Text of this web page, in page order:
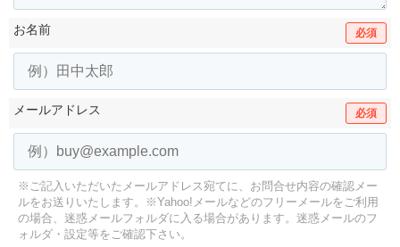
お名前 必須
メールアドレス 必須
※ご記入いただいたメールアドレス宛てに、お問合せ内容の確認メー
ルをお送りいたします。
※Yahoo!メールなどのフリーメールをご利用
の場合、迷惑メールフォルダに入る場合があります。 迷惑メールのフ
ォルダ・設定等をご確認下さい。